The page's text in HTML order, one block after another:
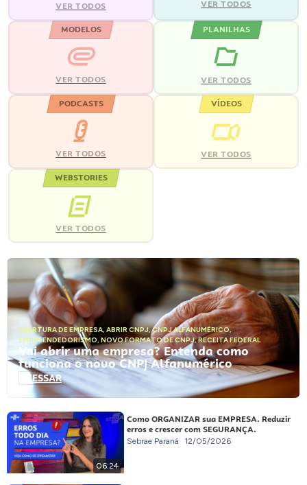
VER TODOS VER TODOS
MODELOS
VER TODOS
PLANILHAS
VER TODOS
PODCASTS
VER TODOS
VÍDEOS
VER TODOS
WEBSTORIES
VER TODOS
ABERTURA DE EMPRESA, ABRIR CNPJ,CNPJ ALFANUMÉRICO,
EMPREENDEDORISMO, NOVO FORMATO DE CNPJ,RECEITA FEDERAL
Vai abrir uma empresa? Entenda como
funciona o novo CNPJ Alfanumérico
ACESSAR
06:24
Como ORGANIZAR sua EMPRESA. Reduzir
erros e crescer com SEGURANÇA.
Sebrae Paraná 12/05/2026